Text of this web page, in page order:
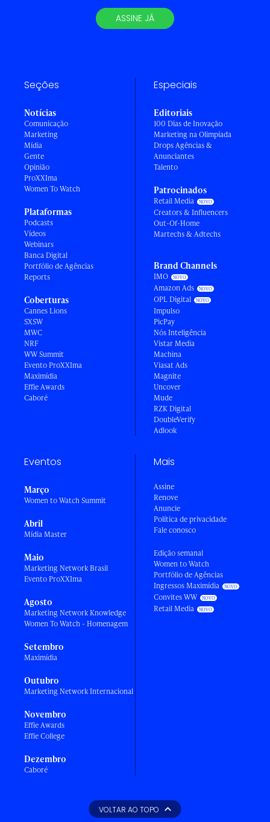
ASSINE JÁ
Seções
Notícias
Comunicação
Marketing
Mídia
Gente
Opinião
ProXXIma
Women To Watch
Plataformas
Podcasts
Vídeos
Webinars
Banca Digital
Portfólio de Agências
Reports
Coberturas
Cannes Lions
SXSW
MWC
NRF
WW Summit
Evento ProXXIma
Maximídia
Effie Awards
Caboré
Especiais
Editoriais
100 Dias de Inovação
Marketing na Olimpíada
Drops Agências &
Anunciantes
Talento
Patrocinados
Retail Media
Creators & Influencers
Out-Of-Home
Martechs & Adtechs
Brand Channels
IMO
Amazon Ads
OPL Digital
Impulso
PicPay
Nós Inteligência
Vistar Media
Machina
Viasat Ads
Magnite
Uncover
Mude
RZK Digital
DoubleVerify
Adlook
Eventos
Março
Women to Watch Summit
Abril
Mídia Master
Maio
Marketing Network Brasil
Evento ProXXIma
Agosto
Marketing Network Knowledge
Women To Watch - Homenagem
Setembro
Maximídia
Outubro
Marketing Network Internacional
Novembro
Effie Awards
Effie College
Dezembro
Caboré
Mais
Assine
Renove
Anuncie
Política de privacidade
Fale conosco
Edição semanal
Women to Watch
Portfólio de Agências
Ingressos Maximídia
Convites WW
Retail Media
VOLTAR AO TOPO